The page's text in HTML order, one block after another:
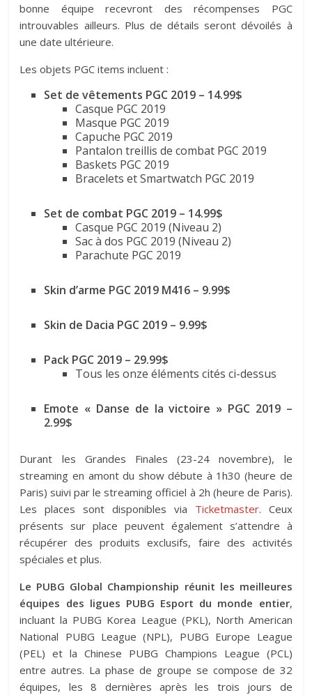
bonne équipe recevront des récompenses PGC
introuvables ailleurs. Plus de détails seront dévoilés à
une date ultérieure.
Les objets PGC items incluent :
Set de vêtements PGC 2019 – 14.99$
Casque PGC 2019
Masque PGC 2019
Capuche PGC 2019
Pantalon treillis de combat PGC 2019
Baskets PGC 2019
Bracelets et Smartwatch PGC 2019
Set de combat PGC 2019 – 14.99$
Casque PGC 2019 (Niveau 2)
Sac à dos PGC 2019 (Niveau 2)
Parachute PGC 2019
Skin d’arme PGC 2019 M416 – 9.99$
Skin de Dacia PGC 2019 – 9.99$
Pack PGC 2019 – 29.99$
Tous les onze éléments cités ci-dessus
Emote « Danse de la victoire » PGC 2019 –
2.99$
Durant les Grandes Finales (23-24 novembre), le
streaming en amont du show débute à 1h30 (heure de
Paris) suivi par le streaming officiel à 2h (heure de Paris).
Les places sont disponibles via Ticketmaster. Ceux
présents sur place peuvent également s’attendre à
récupérer des produits exclusifs, faire des activités
spéciales et plus.
Le PUBG Global Championship réunit les meilleures
équipes des ligues PUBG Esport du monde entier,
incluant la PUBG Korea League (PKL), North American
National PUBG League (NPL), PUBG Europe League
(PEL) et la Chinese PUBG Champions League (PCL)
entre autres. La phase de groupe se compose de 32
équipes, les 8 dernières après les trois jours de